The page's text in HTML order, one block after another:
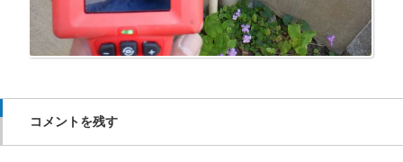
コメントを残す